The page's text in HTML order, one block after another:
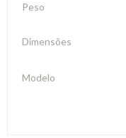
Peso
Dimensões
Modelo